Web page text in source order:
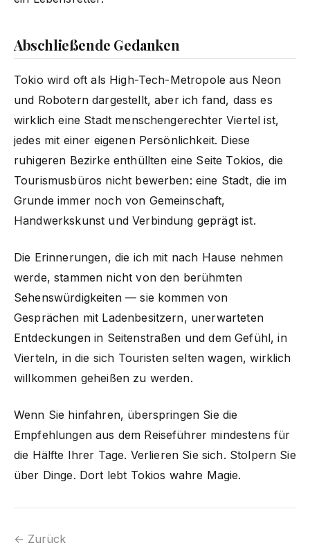
Abschließende Gedanken
Tokio wird oft als High-Tech-Metropole aus Neon
und Robotern dargestellt, aber ich fand, dass es
wirklich eine Stadt menschengerechter Viertel ist,
jedes mit einer eigenen Persönlichkeit. Diese
ruhigeren Bezirke enthüllten eine Seite Tokios, die
Tourismusbüros nicht bewerben: eine Stadt, die im
Grunde immer noch von Gemeinschaft,
Handwerkskunst und Verbindung geprägt ist.
Die Erinnerungen, die ich mit nach Hause nehmen
werde, stammen nicht von den berühmten
Sehenswürdigkeiten — sie kommen von
Gesprächen mit Ladenbesitzern, unerwarteten
Entdeckungen in Seitenstraßen und dem Gefühl, in
Vierteln, in die sich Touristen selten wagen, wirklich
willkommen geheißen zu werden.
Wenn Sie hinfahren, überspringen Sie die
Empfehlungen aus dem Reiseführer mindestens für
die Hälfte Ihrer Tage. Verlieren Sie sich. Stolpern Sie
über Dinge. Dort lebt Tokios wahre Magie.
← Zurück